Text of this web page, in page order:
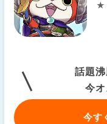
★
話題
今オ
今す